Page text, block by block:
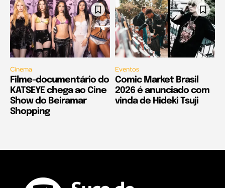
Cinema
Filme-documentário do
KATSEYE chega ao Cine
Show do Beiramar
Shopping
Eventos
Comic Market Brasil
2026 é anunciado com
vinda de Hideki Tsuji